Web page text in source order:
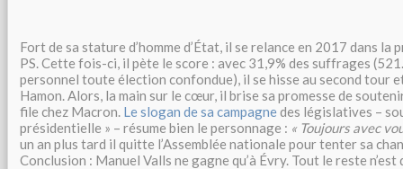
Fort de sa stature d’homme d’État, il se relance en 2017 dans la
PS. Cette fois-ci, il pète le score : avec 31,9% des suffrages
personnel toute élection confondue), il se hisse au second tour
Hamon. Alors, la main sur le cœur, il brise sa promesse de
file chez Macron. Le slogan de sa campagnedes législatives –
présidentielle » – résume bien le personnage : « Toujours avec
un an plus tard il quitte l’Assemblée nationale pour tenter sa
Conclusion : Manuel Valls ne gagne qu’à Évry. Tout le reste